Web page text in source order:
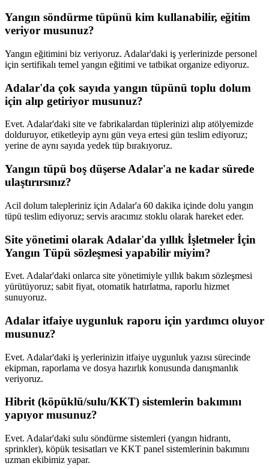
Yangın söndürme tüpünü kim kullanabilir, eğitim
veriyor musunuz?
Yangın eğitimini biz veriyoruz. Adalar'daki iş yerlerinizde personel
için sertifikalı temel yangın eğitimi ve tatbikat organize ediyoruz.
Adalar'da çok sayıda yangın tüpünü toplu dolum
için alıp getiriyor musunuz?
Evet. Adalar'daki site ve fabrikalardan tüplerinizi alıp atölyemizde
dolduruyor, etiketleyip aynı gün veya ertesi gün teslim ediyoruz;
yerine de aynı sayıda yedek tüp bırakıyoruz.
Yangın tüpü boş düşerse Adalar'a ne kadar sürede
ulaştırırsınız?
Acil dolum talepleriniz için Adalar'a 60 dakika içinde dolu yangın
tüpü teslim ediyoruz; servis aracımız stoklu olarak hareket eder.
Site yönetimi olarak Adalar'da yıllık İşletmeler İçin
Yangın Tüpü sözleşmesi yapabilir miyim?
Evet. Adalar'daki onlarca site yönetimiyle yıllık bakım sözleşmesi
yürütüyoruz; sabit fiyat, otomatik hatırlatma, raporlu hizmet
sunuyoruz.
Adalar itfaiye uygunluk raporu için yardımcı oluyor
musunuz?
Evet. Adalar'daki iş yerlerinizin itfaiye uygunluk yazısı sürecinde
ekipman, raporlama ve dosya hazırlık konusunda danışmanlık
veriyoruz.
Hibrit (köpüklü/sulu/KKT) sistemlerin bakımını
yapıyor musunuz?
Evet. Adalar'daki sulu söndürme sistemleri (yangın hidrantı,
sprinkler), köpük tesisatları ve KKT panel sistemlerinin bakımını
uzman ekibimiz yapar.